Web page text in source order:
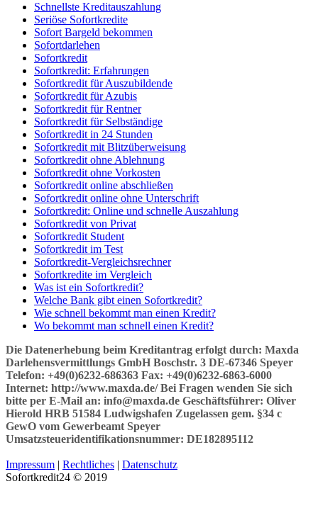
Schnellste Kreditauszahlung
Seriöse Sofortkredite
Sofort Bargeld bekommen
Sofortdarlehen
Sofortkredit
Sofortkredit: Erfahrungen
Sofortkredit für Auszubildende
Sofortkredit für Azubis
Sofortkredit für Rentner
Sofortkredit für Selbständige
Sofortkredit in 24 Stunden
Sofortkredit mit Blitzüberweisung
Sofortkredit ohne Ablehnung
Sofortkredit ohne Vorkosten
Sofortkredit online abschließen
Sofortkredit online ohne Unterschrift
Sofortkredit: Online und schnelle Auszahlung
Sofortkredit von Privat
Sofortkredit Student
Sofortkredit im Test
Sofortkredit-Vergleichsrechner
Sofortkredite im Vergleich
Was ist ein Sofortkredit?
Welche Bank gibt einen Sofortkredit?
Wie schnell bekommt man einen Kredit?
Wo bekommt man schnell einen Kredit?
Die Datenerhebung beim Kreditantrag erfolgt durch: Maxda
Darlehensvermittlungs GmbH Boschstr. 3 DE-67346 Speyer
Telefon: +49(0)6232-686363 Fax: +49(0)6232-6863-6000
Internet: http://www.maxda.de/ Bei Fragen wenden Sie sich
bitte per E-Mail an: info@maxda.de Geschäftsführer: Oliver
Hierold HRB 51584 Ludwigshafen Zugelassen gem. §34 c
GewO vom Gewerbeamt Speyer
Umsatzsteueridentifikationsnummer: DE182895112
Impressum | Rechtliches | Datenschutz
Sofortkredit24 © 2019